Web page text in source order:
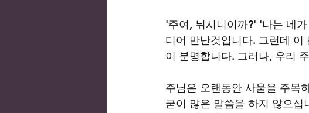
'주여, 뉘시니이까?' '나는 네
디어 만난것입니다. 그런데
이 분명합니다. 그러나, 우리
주님은 오랜동안 사울을 주목
굳이 많은 말씀을 하지 않으